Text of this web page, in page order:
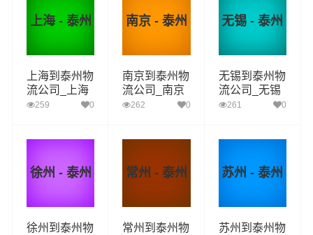
上海 - 泰州
上海到泰州物
流公司_上海
到泰州货运_
259 0
南京 - 泰州
南京到泰州物
流公司_南京
到泰州货运_
262 0
无锡 - 泰州
无锡到泰州物
流公司_无锡
到泰州货运_
261 0
徐州 - 泰州
徐州到泰州物
常州 - 泰州
常州到泰州物
苏州 - 泰州
苏州到泰州物